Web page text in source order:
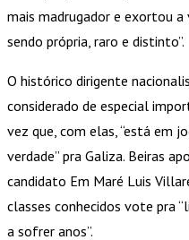
mais madrugador e exortou a
sendo própria, raro e distinto”.
O histórico dirigente
considerado de especial
vez que, com elas, “está em
verdade” pra Galiza. Beiras
candidato Em Maré Luis
classes conhecidos vote pra
a sofrer anos”.